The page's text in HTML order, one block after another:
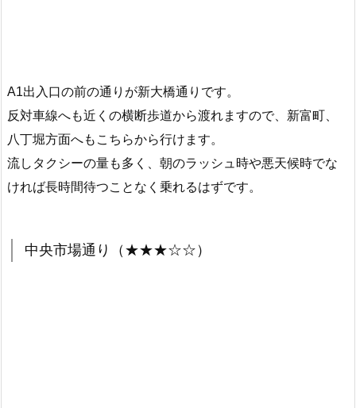
A1出入口の前の通りが新大橋通りです。
反対車線へも近くの横断歩道から渡れますので、新富町、
八丁堀方面へもこちらから行けます。
流しタクシーの量も多く、朝のラッシュ時や悪天候時でな
ければ長時間待つことなく乗れるはずです。
中央市場通り（★★★☆☆）